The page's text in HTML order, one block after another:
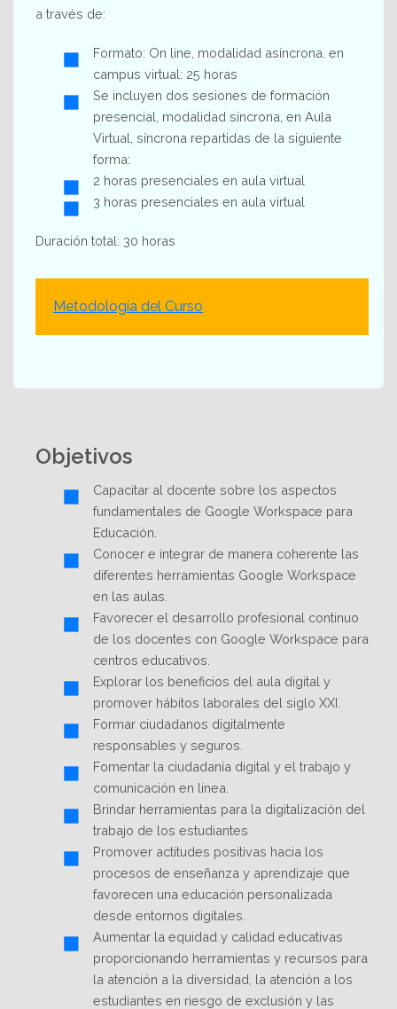
a través de:
Formato: On line, modalidad asíncrona. en
campus virtual: 25 horas
Se incluyen dos sesiones de formación
presencial, modalidad síncrona, en Aula
Virtual, síncrona repartidas de la siguiente
forma:
2 horas presenciales en aula virtual
3 horas presenciales en aula virtual
Duración total: 30 horas
Metodología del Curso
Objetivos
Capacitar al docente sobre los aspectos
fundamentales de Google Workspace para
Educación.
Conocer e integrar de manera coherente las
diferentes herramientas Google Workspace
en las aulas.
Favorecer el desarrollo profesional continuo
de los docentes con Google Workspace para
centros educativos.
Explorar los beneficios del aula digital y
promover hábitos laborales del siglo XXI.
Formar ciudadanos digitalmente
responsables y seguros.
Fomentar la ciudadanía digital y el trabajo y
comunicación en línea.
Brindar herramientas para la digitalización del
trabajo de los estudiantes
Promover actitudes positivas hacia los
procesos de enseñanza y aprendizaje que
favorecen una educación personalizada
desde entornos digitales.
Aumentar la equidad y calidad educativas
proporcionando herramientas y recursos para
la atención a la diversidad, la atención a los
estudiantes en riesgo de exclusión y las